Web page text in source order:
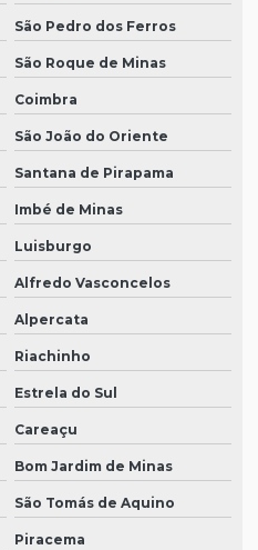
São Pedro dos Ferros
São Roque de Minas
Coimbra
São João do Oriente
Santana de Pirapama
Imbé de Minas
Luisburgo
Alfredo Vasconcelos
Alpercata
Riachinho
Estrela do Sul
Careaçu
Bom Jardim de Minas
São Tomás de Aquino
Piracema